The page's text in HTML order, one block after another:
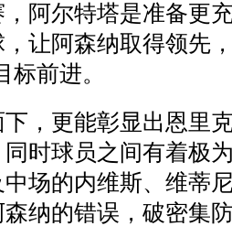
阿尔特塔是准备更
让阿森纳取得领先
前进。
，更能彰显出恩里
时球员之间有着极
场的内维斯、维蒂
纳的错误，破密集